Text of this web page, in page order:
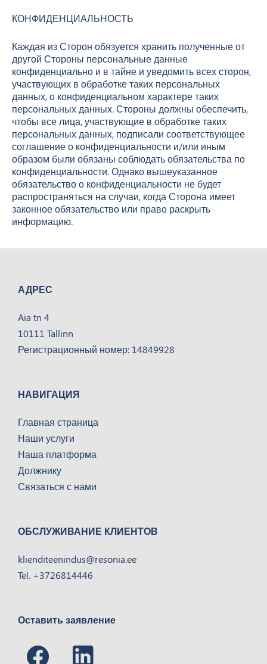
КОНФИДЕНЦИАЛЬНОСТЬ
Каждая из Сторон обязуется хранить полученные от
другой Стороны персональные данные
конфиденциально и в тайне и уведомить всех сторон,
участвующих в обработке таких персональных
данных, о конфиденциальном характере таких
персональных данных. Стороны должны обеспечить,
чтобы все лица, участвующие в обработке таких
персональных данных, подписали соответствующее
соглашение о конфиденциальности и/или иным
образом были обязаны соблюдать обязательства по
конфиденциальности. Однако вышеуказанное
обязательство о конфиденциальности не будет
распространяться на случаи, когда Сторона имеет
законное обязательство или право раскрыть
информацию.
АДРЕС
Aia tn 4
10111 Tallinn
Регистрационный номер: 14849928
НАВИГАЦИЯ
Главная страница
Наши услуги
Наша платформа
Должнику
Связаться с нами
ОБСЛУЖИВАНИЕ КЛИЕНТОВ
klienditeenindus@resonia.ee
Tel. +3726814446
Оставить заявление